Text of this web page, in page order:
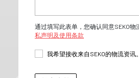
通过填写此表单，您确认同意SEKO
私声明及使用条款
我希望接收来自SEKO的物流资讯。